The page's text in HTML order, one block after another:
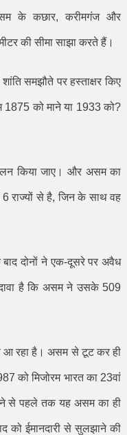
के कछार,करीमगंज और
की सीमा साझा करते हैं।
समझौते पर हस्ताक्षर किए
1875 को माने या 1933को?
किया जाए। और असम का
6राज्यों से है,जिन के साथ वह
दोनों ने एक-दूसरे पर अवैध
है कि असम ने उसके 509
रहा है। असम से टूट कर ही
को मिजोरम भारत का 23वां
से पहले तक यह असम का ही
को ईमानदारी से सुलझाने की